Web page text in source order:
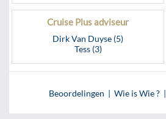
Cruise Plus adviseur
Dirk Van Duyse (5)
Tess (3)
Beoordelingen | Wie is Wie ?|